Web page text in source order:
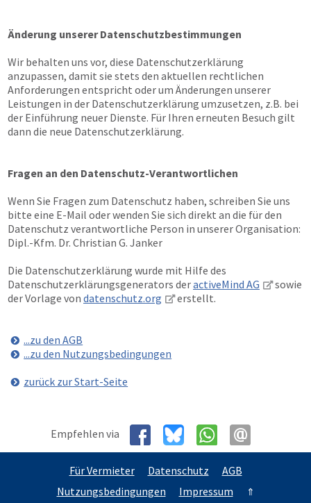
Änderung unserer Datenschutzbestimmungen
Wir behalten uns vor, diese Datenschutzerklärung
anzupassen, damit sie stets den aktuellen rechtlichen
Anforderungen entspricht oder um Änderungen unserer
Leistungen in der Datenschutzerklärung umzusetzen, z.B. bei
der Einführung neuer Dienste. Für Ihren erneuten Besuch gilt
dann die neue Datenschutzerklärung.
Fragen an den Datenschutz-Verantwortlichen
Wenn Sie Fragen zum Datenschutz haben, schreiben Sie uns
bitte eine E-Mail oder wenden Sie sich direkt an die für den
Datenschutz verantwortliche Person in unserer Organisation:
Dipl.-Kfm. Dr. Christian G. Janker
Die Datenschutzerklärung wurde mit Hilfe des
Datenschutzerklärungsgenerators deractiveMind AG
sowie
der Vorlage von datenschutz.org erstellt.
...zu den AGB
...zu den Nutzungsbedingungen
zurück zur Start-Seite
Empfehlen via
Für Vermieter Datenschutz
AGB
Nutzungsbedingungen
Impressum ⇑